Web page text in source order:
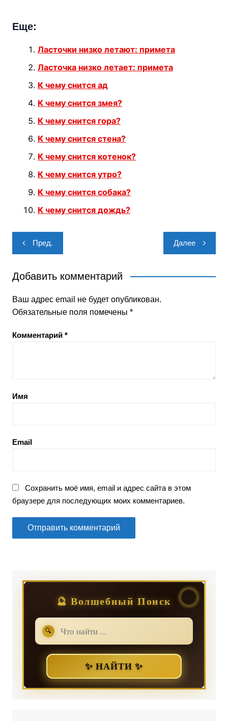
Еще:
Ласточки низко летают: примета
Ласточка низко летает: примета
К чему снится ад
К чему снится змея?
К чему снится гора?
К чему снится стена?
К чему снится котенок?
К чему снится утро?
К чему снится собака?
К чему снится дождь?
Навигация
по
записям
Пред. Далее
Добавить комментарий
Ваш адрес email не будет опубликован.
Обязательные поля помечены *
Комментарий *
Имя
Email
Сохранить моё имя, email и адрес сайта в этом
браузере для последующих моих комментариев.
🔮 Волшебный Поиск
🔍
✨ НАЙТИ ✨